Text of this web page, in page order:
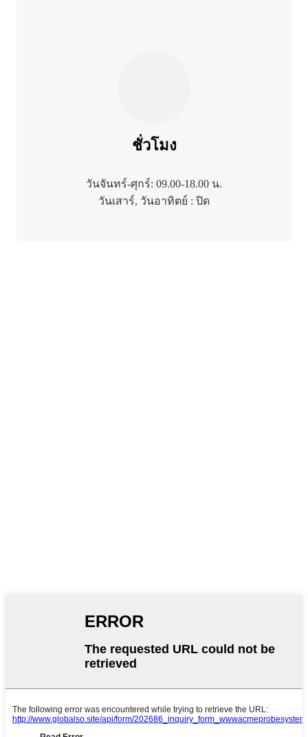
ชั่วโมง
วันจันทร์-ศุกร์: 09.00-18.00 น.
วันเสาร์, วันอาทิตย์ : ปิด